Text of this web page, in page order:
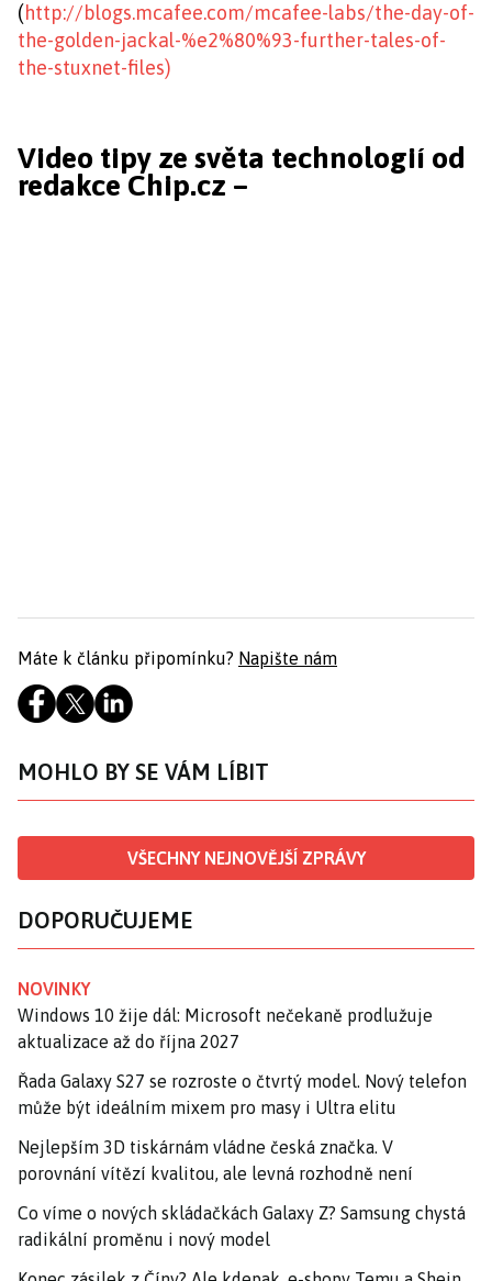
(http://blogs.mcafee.com/mcafee-labs/the-day-of-
the-golden-jackal-%e2%80%93-further-tales-of-
the-stuxnet-files)
Video tipy ze světa technologií od
redakce Chip.cz –
Máte k článku připomínku? Napište nám
MOHLO BY SE VÁM LÍBIT
VŠECHNY NEJNOVĚJŠÍ ZPRÁVY
DOPORUČUJEME
NOVINKY
Windows 10 žije dál: Microsoft nečekaně prodlužuje
aktualizace až do října 2027
Řada Galaxy S27 se rozroste o čtvrtý model. Nový telefon
může být ideálním mixem pro masy i Ultra elitu
Nejlepším 3D tiskárnám vládne česká značka. V
porovnání vítězí kvalitou, ale levná rozhodně není
Co víme o nových skládačkách Galaxy Z? Samsung chystá
radikální proměnu i nový model